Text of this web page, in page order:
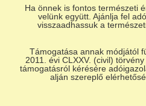
Ha önnek is fontos természeti
velünk együtt. Ajánlja fel
visszaadhassuk a
Támogatása annak módjától
2011. évi CLXXV. (civil)
támogatásról kérésére
alján szereplő